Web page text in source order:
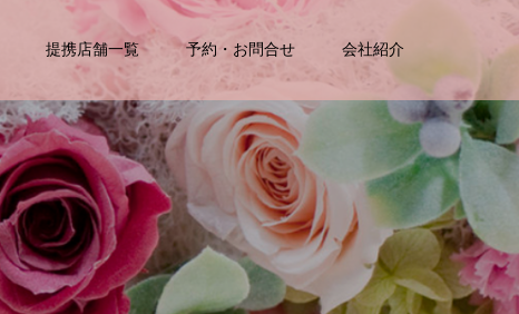
提携店舗一覧 予約・お問合せ 会社紹介